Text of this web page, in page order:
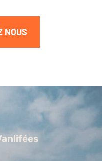
NOUS